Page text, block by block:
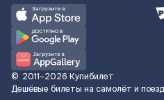
© 2011–2026 Купибилет
Дешёвые билеты на самолёт и